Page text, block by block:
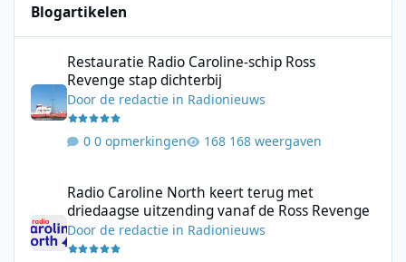
Blogartikelen
Restauratie Radio Caroline-schip Ross
Revenge stap dichterbij
Doorde redactie in Radionieuws
0 opmerkingen 168 weergaven
Radio Caroline North keert terug met
driedaagse uitzending vanaf de Ross Revenge
Doorde redactie in Radionieuws